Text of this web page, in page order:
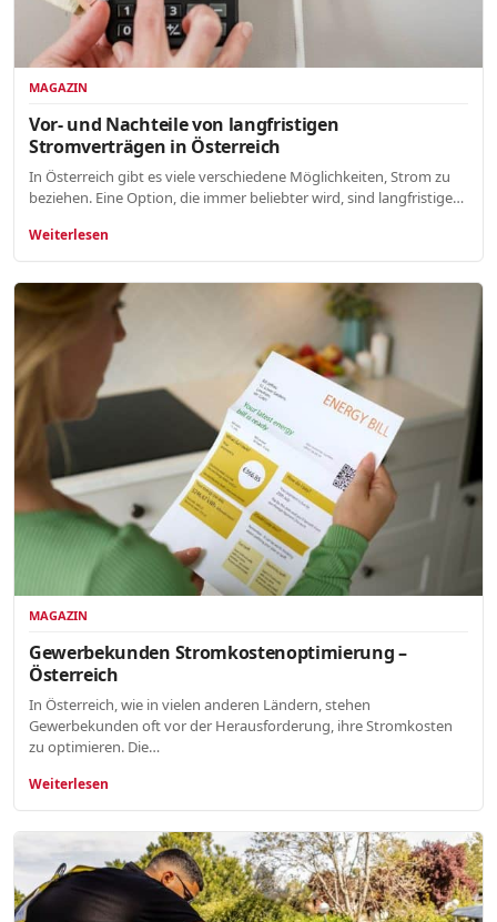
MAGAZIN
Vor- und Nachteile von langfristigen
Stromverträgen in Österreich
In Österreich gibt es viele verschiedene Möglichkeiten, Strom zu
beziehen. Eine Option, die immer beliebter wird, sind langfristige…
Weiterlesen
MAGAZIN
Gewerbekunden Stromkostenoptimierung –
Österreich
In Österreich, wie in vielen anderen Ländern, stehen
Gewerbekunden oft vor der Herausforderung, ihre Stromkosten
zu optimieren. Die…
Weiterlesen